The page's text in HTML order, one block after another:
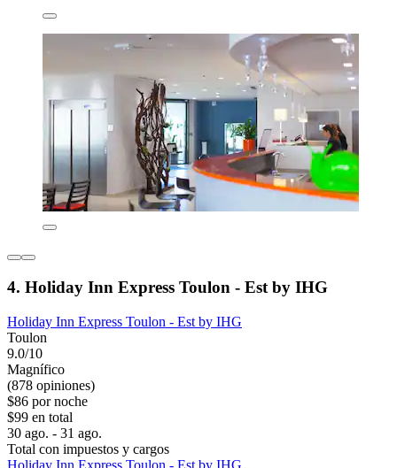
4. Holiday Inn Express Toulon - Est by IHG
Holiday Inn Express Toulon - Est by IHG
Toulon
9.0/10
Magnífico
(878 opiniones)
$86 por noche
$99 en total
30 ago. - 31 ago.
Total con impuestos y cargos
Holiday Inn Express Toulon - Est by IHG